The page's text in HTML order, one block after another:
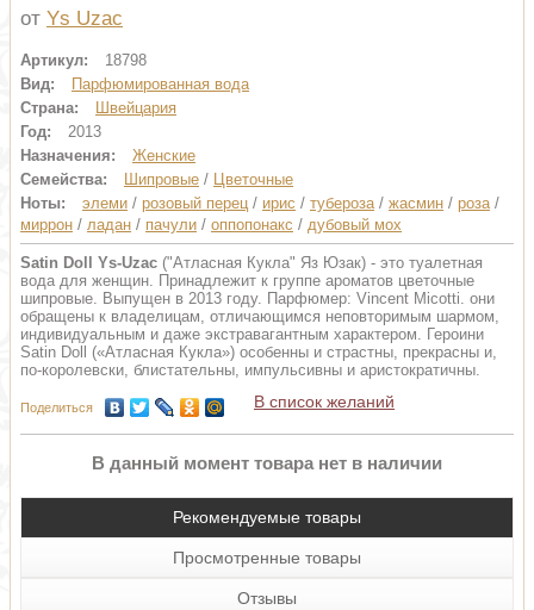
от Ys Uzac
Артикул:
18798
Вид:
Парфюмированная вода
Страна:
Швейцария
Год:
2013
Назначения:
Женские
Семейства:
Шипровые / Цветочные
Ноты:
элеми / розовый перец / ирис / тубероза/ жасмин / роза/
миррон / ладан / пачули / оппопонакс / дубовый мох
Satin Doll Ys-Uzac ("Атласная Кукла" Яз Юзак) - это туалетная
вода для женщин. Принадлежит к группе ароматов цветочные
шипровые. Выпущен в 2013 году. Парфюмер: Vincent Micotti. они
обращены к владелицам, отличающимся неповторимым шармом,
индивидуальным и даже экстравагантным характером. Героини
Satin Doll («Атласная Кукла») особенны и страстны, прекрасны и,
по-королевски, блистательны, импульсивны и аристократичны.
Поделиться В список желаний
В данный момент товара нет в наличии
Рекомендуемые товары
Просмотренные товары
Отзывы